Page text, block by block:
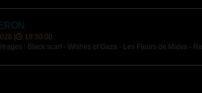
|
18:30:00
: Black scarf - Wishes of Gaza - Les Fleurs de Malva -